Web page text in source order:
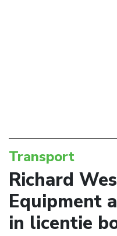
Transport
Richard
Equipment
in licentie